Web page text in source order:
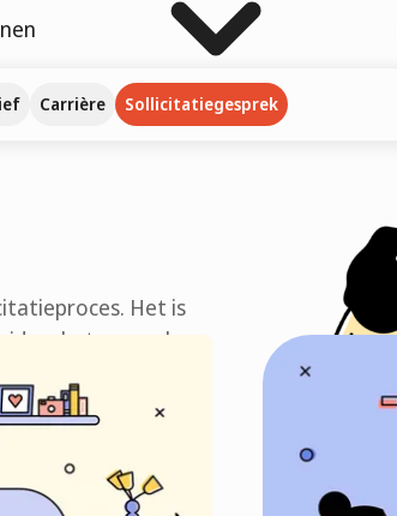
Carrière Sollicitatiegesprek
Het is
op het gesprek.
te komen!